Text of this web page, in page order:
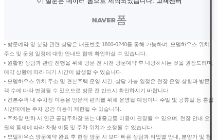
• 방문예약 및 분양 관련 상담은 대표번호 1800-0240를 통해 가능하며, 모델하우스 위치
주소 및 운영 일정에 대한 안내도 함께 확인하실 수 있습니다.
• 원활한 상담과 관람 진행을 위해 방문 전 사전 방문예약 후 내방하시는 것을 권장드리며,
예약 상황에 따라 대기 시간이 발생할 수 있습니다.
• 모델하우스 위치 주소 및 견본주택 운영 시간, 상담 가능 일정은 현장 운영 상황과 방문
객 수에 따라 변경될 수 있으므로 방문 전 반드시 확인하시기 바랍니다.
• 견본주택 내 주차장 이용은 방문객 편의를 위해 운영될 예정이나 주말 및 공휴일 등 혼잡
시간대에는 주차 공간 이용이 제한될 수 있습니다.
• 주차장 만차 시 인근 공영주차장 또는 대중교통 이용이 권장될 수 있으며, 현장 안내 요
원의 통제에 따라 차량 이동 및 주차 위치가 조정될 수 있습니다.
• 모델하우스 방문예약 완료 후 현장 방문 시 보다 빠른 상담과 타입별 안내, 분양가 및 청